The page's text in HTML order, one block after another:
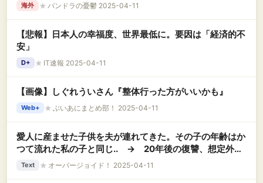
海外 ★ パンドラの憂鬱 2025-04-11
【悲報】日本人の幸福度、世界最低に。要因は「経済的不
安」
D+ ★ IT速報 2025-04-11
【画像】しぐれういさん『整体行った方がいいかも』
Web+ ★ ぶいあにまとめ部！ 2025-04-11
愛人に産ませた子供を夫が連れてきた。その子の年齢はか
つて流れた私の子と同じ.. → 20年後の復讐、想定外な
結末…..
Text ★ オーバージョイド！ 2025-04-11